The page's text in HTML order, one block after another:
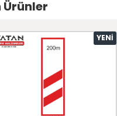
Ürünler
YENI